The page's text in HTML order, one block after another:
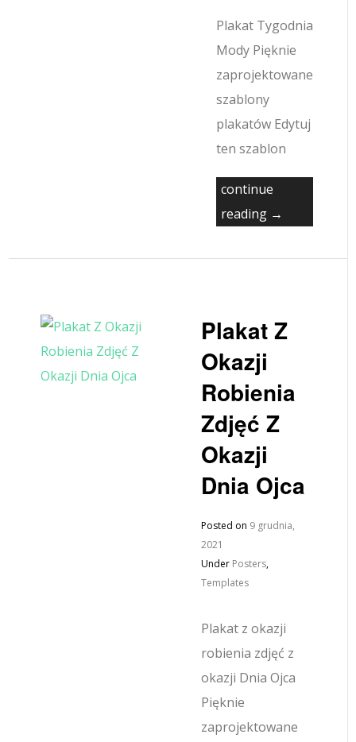
Plakat Tygodnia
Mody Pięknie
zaprojektowane
szablony
plakatów Edytuj
ten szablon
continue
reading →
Plakat Z
Okazji
Robienia
Zdjęć Z
Okazji
Dnia Ojca
Posted on 9 grudnia,
2021
Under Posters,
Templates
Plakat z okazji
robienia zdjęć z
okazji Dnia Ojca
Pięknie
zaprojektowane